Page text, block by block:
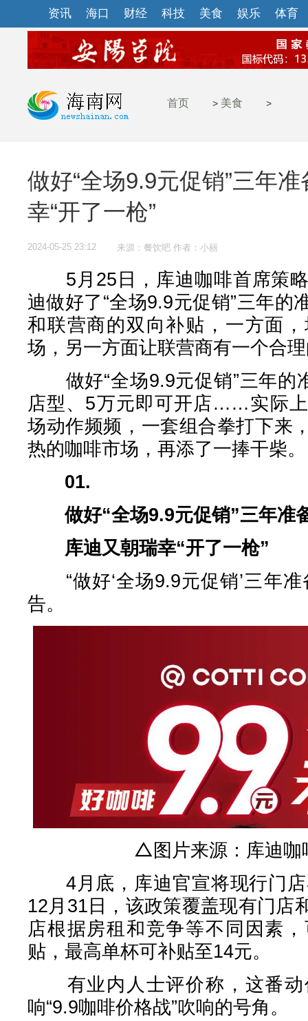
资讯 海口 财经 科技 美食 娱乐 体育
首页 > 美食 >
做好“全场9.9元促销”三年
幸“开了一枪”
2024-05-25 23:12 来源：餐饮吧 作者：小丽
5月25日，库迪咖啡首席策略
迪做好了“全场9.9元促销”三年的
和联营商的双向补贴，一方面
场，另一方面让联营商有一个合
做好“全场9.9元促销”三年的
店型、5万元即可开店……实际
场动作频频，一套组合拳打下来
热的咖啡市场，再添了一捧干柴。
01.
做好“全场9.9元促销”三年准
库迪又朝瑞幸“开了一枪”
“做好‘全场9.9元促销’三年准
告。
△图片来源：库迪咖
4月底，库迪官宣将现行门店
12月31日，该政策覆盖现有门店
店根据房租和竞争等不同因素
贴，最高单杯可补贴至14元。
有业内人士评价称，这番动
响“9.9咖啡价格战”吹响的号角。